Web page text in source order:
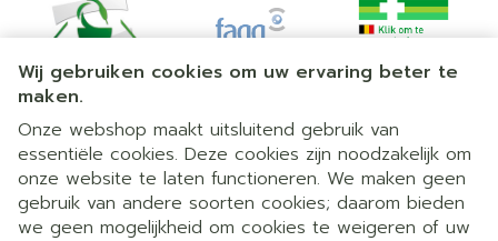
Wij gebruiken cookies om uw ervaring beter te
maken.
Onze webshop maakt uitsluitend gebruik van
essentiële cookies. Deze cookies zijn noodzakelijk om
onze website te laten functioneren. We maken geen
gebruik van andere soorten cookies; daarom bieden
we geen mogelijkheid om cookies te weigeren of uw
Juridische links